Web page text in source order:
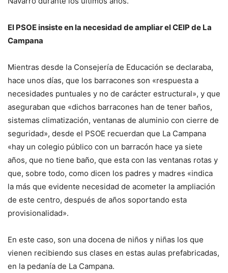
El PSOE insiste en la necesidad de ampliar el CEIP de La
Campana
Mientras desde la Consejería de Educación se declaraba,
hace unos días, que los barracones son «respuesta a
necesidades puntuales y no de carácter estructural», y que
aseguraban que «dichos barracones han de tener baños,
sistemas climatización, ventanas de aluminio con cierre de
seguridad», desde el PSOE recuerdan que La Campana
«hay un colegio público con un barracón hace ya siete
años, que no tiene baño, que esta con las ventanas rotas y
que, sobre todo, como dicen los padres y madres «indica
la más que evidente necesidad de acometer la ampliación
de este centro, después de años soportando esta
provisionalidad».
En este caso, son una docena de niños y niñas los que
vienen recibiendo sus clases en estas aulas prefabricadas,
en la pedanía de La Campana.